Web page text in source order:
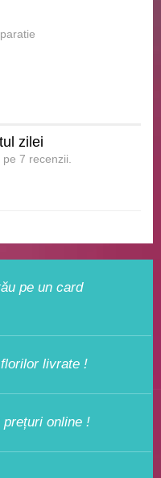
zilei
pe un card
livrate !
online !